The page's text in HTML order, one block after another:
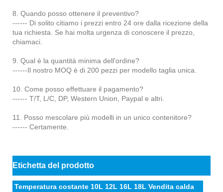
8. Quando posso ottenere il preventivo?
------ Di solito citiamo i prezzi entro 24 ore dalla ricezione della
tua richiesta. Se hai molta urgenza di conoscere il prezzo,
chiamaci.
9. Qual è la quantità minima dell'ordine?
------Il nostro MOQ è di 200 pezzi per modello taglia unica.
10. Come posso effettuare il pagamento?
------ T/T, L/C, DP, Western Union, Paypal e altri.
11. Posso mescolare più modelli in un unico contenitore?
------ Certamente.
Etichetta del prodotto
Temperatura costante 10L 12L 16L 18L Vendita calda